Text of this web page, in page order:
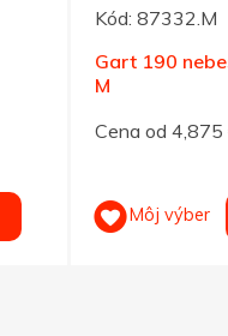
Kód: 87332.M
Gart 190
M
Cena od 4,875
Môj výber